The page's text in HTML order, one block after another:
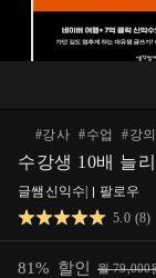
#강사 #수업 #강의
수강생 10배 늘
글쌤신익수
팔로우
5.0 (8)
81% 할인 월79,000